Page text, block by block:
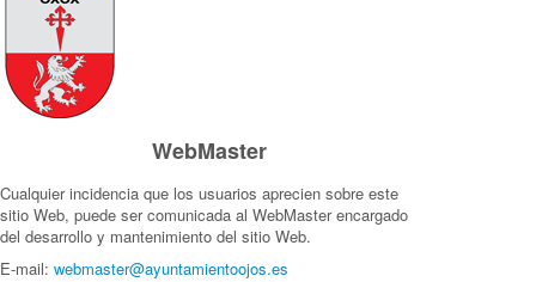
WebMaster
Cualquier incidencia que los usuarios aprecien sobre este
sitio Web, puede ser comunicada al WebMaster encargado
del desarrollo y mantenimiento del sitio Web.
E-mail: webmaster@ayuntamientoojos.es